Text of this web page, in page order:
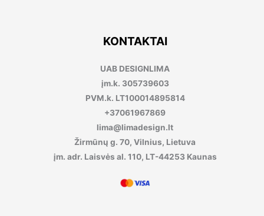
KONTAKTAI
UAB DESIGNLIMA
įm.k. 305739603
PVM.k. LT100014895814
+37061967869
lima@limadesign.lt
Žirmūnų g. 70, Vilnius, Lietuva
įm. adr. Laisvės al. 110, LT-44253 Kaunas